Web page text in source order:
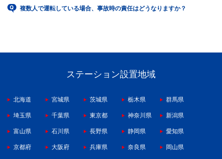
複数人で運転している場合、事故時の責任はどうなりますか？
ステーション設置地域
北海道 宮城県 茨城県 栃木県 群馬県
埼玉県 千葉県 東京都 神奈川県 新潟県
富山県 石川県 長野県 静岡県 愛知県
京都府 大阪府 兵庫県 奈良県 岡山県